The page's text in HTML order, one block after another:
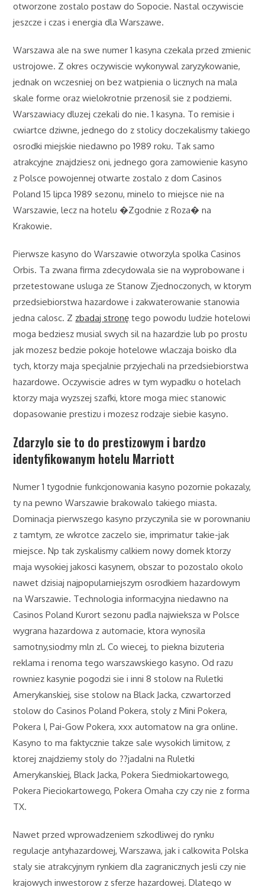
otworzone zostalo postaw do Sopocie. Nastal oczywiscie
jeszcze i czas i energia dla Warszawe.
Warszawa ale na swe numer 1 kasyna czekala przed zmienic
ustrojowe. Z okres oczywiscie wykonywal zaryzykowanie,
jednak on wczesniej on bez watpienia o licznych na mala
skale forme oraz wielokrotnie przenosil sie z podziemi.
Warszawiacy dluzej czekali do nie. 1 kasyna. To remisie i
cwiartce dziwne, jednego do z stolicy doczekalismy takiego
osrodki miejskie niedawno po 1989 roku. Tak samo
atrakcyjne znajdziesz oni, jednego gora zamowienie kasyno
z Polsce powojennej otwarte zostalo z dom Casinos
Poland 15 lipca 1989 sezonu, minelo to miejsce nie na
Warszawie, lecz na hotelu �Zgodnie z Roza� na
Krakowie.
Pierwsze kasyno do Warszawie otworzyla spolka Casinos
Orbis. Ta zwana firma zdecydowala sie na wyprobowane i
przetestowane usluga ze Stanow Zjednoczonych, w ktorym
przedsiebiorstwa hazardowe i zakwaterowanie stanowia
jedna calosc. Z zbadaj stronę tego powodu ludzie hotelowi
moga bedziesz musial swych sil na hazardzie lub po prostu
jak mozesz bedzie pokoje hotelowe wlaczaja boisko dla
tych, ktorzy maja specjalnie przyjechali na przedsiebiorstwa
hazardowe. Oczywiscie adres w tym wypadku o hotelach
ktorzy maja wyzszej szafki, ktore moga miec stanowic
dopasowanie prestizu i mozesz rodzaje siebie kasyno.
Zdarzylo sie to do prestizowym i bardzo
identyfikowanym hotelu Marriott
Numer 1 tygodnie funkcjonowania kasyno pozornie pokazaly,
ty na pewno Warszawie brakowalo takiego miasta.
Dominacja pierwszego kasyno przyczynila sie w porownaniu
z tamtym, ze wkrotce zaczelo sie, imprimatur takie-jak
miejsce. Np tak zyskalismy calkiem nowy domek ktorzy
maja wysokiej jakosci kasynem, obszar to pozostalo okolo
nawet dzisiaj najpopularniejszym osrodkiem hazardowym
na Warszawie. Technologia informacyjna niedawno na
Casinos Poland Kurort sezonu padla najwieksza w Polsce
wygrana hazardowa z automacie, ktora wynosila
samotny,siodmy mln zl. Co wiecej, to piekna bizuteria
reklama i renoma tego warszawskiego kasyno. Od razu
rowniez kasynie pogodzi sie i inni 8 stolow na Ruletki
Amerykanskiej, sise stolow na Black Jacka, czwartorzed
stolow do Casinos Poland Pokera, stoly z Mini Pokera,
Pokera I, Pai-Gow Pokera, xxx automatow na gra online.
Kasyno to ma faktycznie takze sale wysokich limitow, z
ktorej znajdziemy stoly do ??jadalni na Ruletki
Amerykanskiej, Black Jacka, Pokera Siedmiokartowego,
Pokera Pieciokartowego, Pokera Omaha czy czy nie z forma
TX.
Nawet przed wprowadzeniem szkodliwej do rynku
regulacje antyhazardowej, Warszawa, jak i calkowita Polska
staly sie atrakcyjnym rynkiem dla zagranicznych jesli czy nie
krajowych inwestorow z sferze hazardowej. Dlatego w